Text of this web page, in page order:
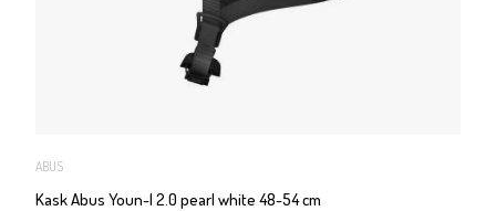
ABUS
Kask Abus Youn-I 2.0 pearl white 48-54 cm